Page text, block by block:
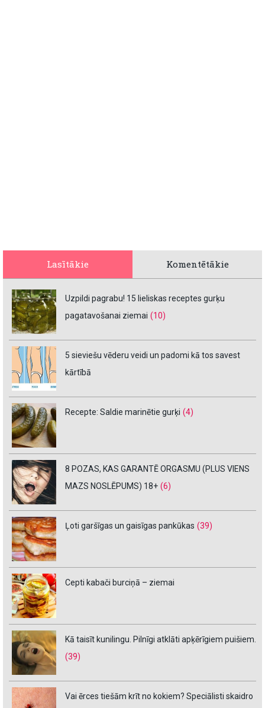
Lasītākie Komentētākie
Uzpildi pagrabu! 15 lieliskas receptes gurķu
pagatavošanai ziemai (10)
5 sieviešu vēderu veidi un padomi kā tos savest
kārtībā
Recepte: Saldie marinētie gurķi (4)
8 POZAS, KAS GARANTĒ ORGASMU (PLUS VIENS
MAZS NOSLĒPUMS) 18+ (6)
Ļoti garšīgas un gaisīgas pankūkas (39)
Cepti kabači burciņā – ziemai
Kā taisīt kunilingu. Pilnīgi atklāti apķērīgiem puišiem.
(39)
Vai ērces tiešām krīt no kokiem? Speciālisti skaidro